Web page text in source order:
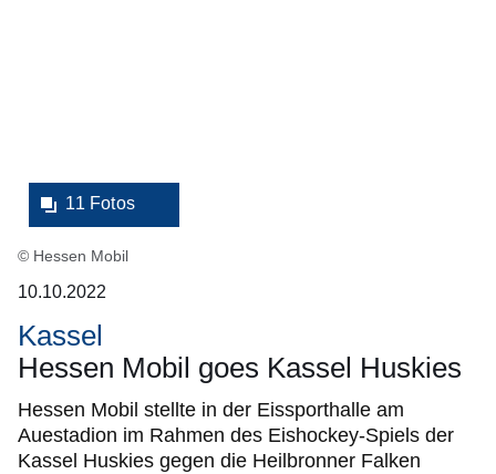
11 Fotos
© Hessen Mobil
10.10.2022
Kassel
Hessen Mobil goes Kassel Huskies
Hessen Mobil stellte in der Eissporthalle am
Auestadion im Rahmen des Eishockey-Spiels der
Kassel Huskies gegen die Heilbronner Falken